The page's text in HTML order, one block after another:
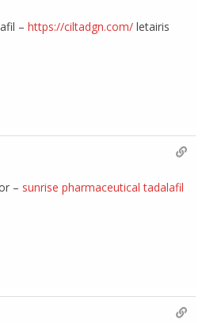
–https://ciltadgn.com/ letairis
– sunrise pharmaceutical tadalafil